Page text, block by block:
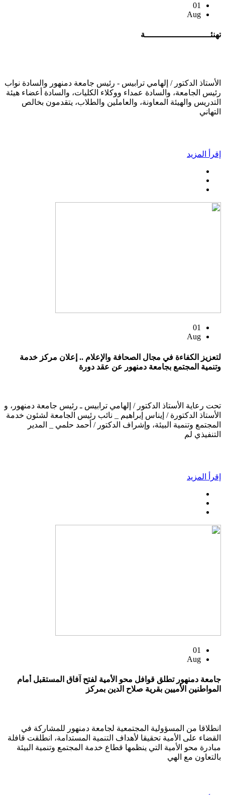
01
Aug
تهنئــــــــــــــــــــــــــة
الأستاذ الدكتور / إلهامي ترابيس - رئيس جامعة دمنهور والسادة نواب
رئيس الجامعة، والسادة عمداء ووكلاء الكليات، والسادة أعضاء هيئة
التدريس والهيئة المعاونة، والعاملين والطلاب، يتقدمون بخالص
التهاني
إقرأ المزيد
01
Aug
لتعزيز الكفاءة في مجال الصحافة والإعلام .. إعلان مركز خدمة
وتنمية المجتمع بجامعة دمنهور عن عقد دورة
تحت رعاية الأستاذ الدكتور / إلهامي ترابيس ـ رئيس جامعة دمنهور، و
الأستاذ الدكتورة / إيناس إبراهيم _ نائب رئيس الجامعة لشئون خدمة
المجتمع وتنمية البيئة، وإشراف الدكتور / أحمد حلمي _ المدير
التنفيذي لم
إقرأ المزيد
01
Aug
جامعة دمنهور تطلق قوافل محو الأمية لفتح آفاق المستقبل أمام
المواطنين الأميين بقرية صلاح الدين بمركز
انطلاقا من المسؤولية المجتمعية لجامعة دمنهور للمشاركة في
القضاء على الأمية تحقيقا لأهداف التنمية المستدامة، انطلقت قافلة
مبادرة محو الأمية التي ينظمها قطاع خدمة المجتمع وتنمية البيئة
بالتعاون مع الهي